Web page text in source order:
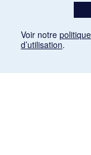
Voir notre
d’utilisation.